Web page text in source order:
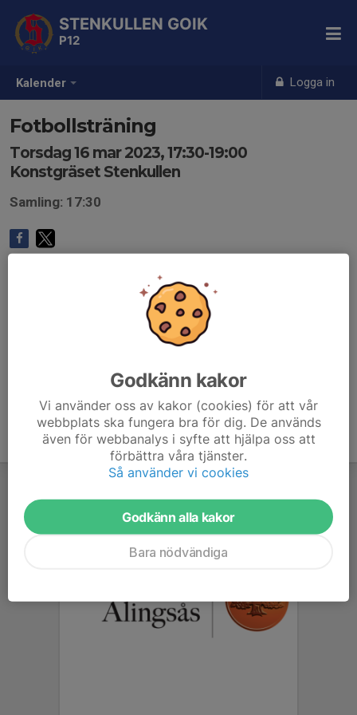
Kalender Logga in
STENKULLEN GOIK
P12
Fotbollsträning
Torsdag 16 mar 2023, 17:30-19:00
Konstgräset Stenkullen
Samling: 17:30
Godkänn kakor
Vi använder oss av kakor (cookies) för att vår
webbplats ska fungera bra för dig. De används
även för webbanalys i syfte att hjälpa oss att
förbättra våra tjänster.
Så använder vi cookies
Godkänn alla kakor
Bara nödvändiga